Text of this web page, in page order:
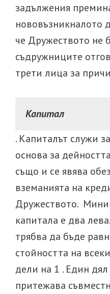
задължения
нововъзникналото
че Дружеството не
съдружниците
трети лица за
Капитал
. Капиталът служи
основа за
също и се явява
вземанията на
Дружеството.
капитала е два
трябва да бъде
стойността на
дели на 1 . Един
притежава